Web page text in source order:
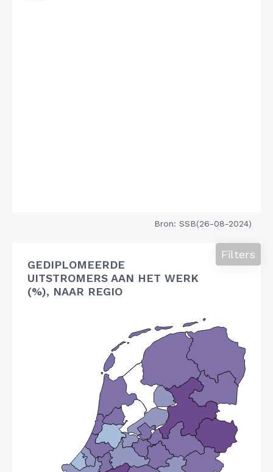
Bron: SSB(26-08-2024)
GEDIPLOMEERDE
UITSTROMERS AAN HET WERK
(%), NAAR REGIO
Filters